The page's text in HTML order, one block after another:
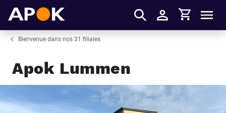
S'identifier
Panier
Bienvenue dans nos 31 filiales
Apok Lummen